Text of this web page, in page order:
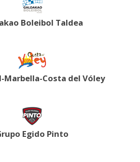
Boleibol Taldea
Marbella-Costa del Vóley
Egido Pinto